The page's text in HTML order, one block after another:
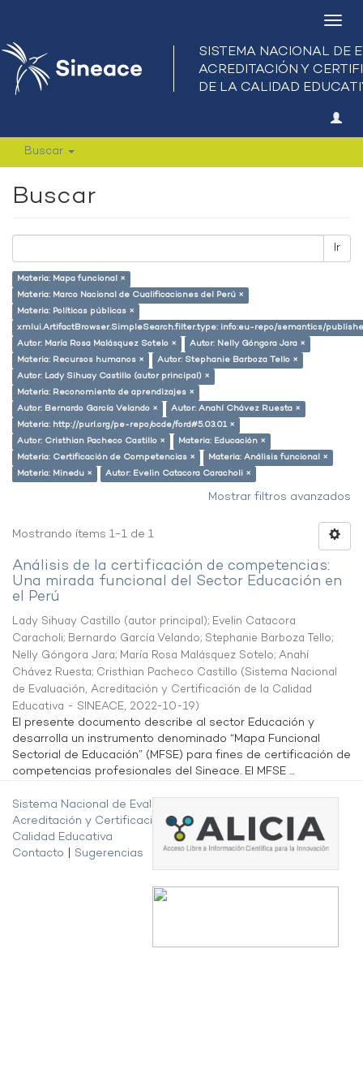
Buscar
Buscar
Ir
Materia: Mapa funcional ×
Materia: Marco Nacional de Cualificaciones del Perú ×
Materia: Políticas públicas ×
xmlui.ArtifactBrowser.SimpleSearch.filter.type: info:eu-repo/semantics/
Autor: María Rosa Malásquez Sotelo ×
Autor: Nelly Góngora Jara ×
Materia: Recursos humanos ×
Autor: Stephanie Barboza Tello ×
Autor: Lady Sihuay Castillo (autor principal) ×
Materia: Reconomiento de aprendizajes ×
Autor: Bernardo García Velando ×
Autor: Anahí Chávez Ruesta ×
Materia: http://purl.org/pe-repo/ocde/ford#5.03.01 ×
Autor: Cristhian Pacheco Castillo ×
Materia: Educación ×
Materia: Certificación de Competencias ×
Materia: Análisis funcional ×
Materia: Minedu ×
Autor: Evelin Catacora Caracholi ×
Mostrar filtros avanzados
Mostrando ítems 1-1 de 1
Análisis de la certificación de competencias:
Una mirada funcional del Sector Educación en
el Perú
Lady Sihuay Castillo (autor principal); Evelin Catacora
Caracholi; Bernardo García Velando; Stephanie Barboza Tello;
Nelly Góngora Jara; María Rosa Malásquez Sotelo; Anahí
Chávez Ruesta; Cristhian Pacheco Castillo (Sistema Nacional
de Evaluación, Acreditación y Certificación de la Calidad
Educativa - SINEACE, 2022-10-19)
El presente documento describe al sector Educación y
desarrolla un instrumento denominado “Mapa Funcional
Sectorial de Educación” (MFSE) para fines de certificación de
competencias profesionales del Sineace. El MFSE ...
Sistema Nacional de Evaluación,
Acreditación y Certificación de la
Calidad Educativa
Contacto
Sugerencias